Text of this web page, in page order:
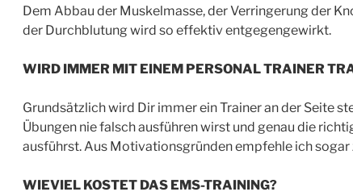
Dem Abbau der Muskelmasse, der Verringerung der
der Durchblutung wird so effektiv entgegengewirkt.
WIRD IMMER MIT EINEM PERSONAL TRAINER
Grundsätzlich wird Dir immer ein Trainer an der Seite
Übungen nie falsch ausführen wirst und genau die
ausführst. Aus Motivationsgründen empfehle ich sogar
WIEVIEL KOSTET DAS EMS-TRAINING?